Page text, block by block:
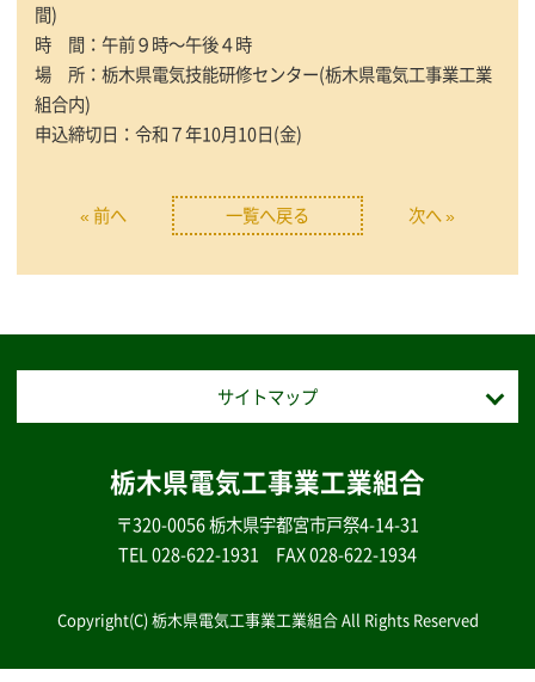
間)
時 間：午前９時～午後４時
場 所：栃木県電気技能研修センター(栃木県電気工事業工業
組合内)
申込締切日：令和７年10月10日(金)
« 前へ 一覧へ戻る 次へ »
サイトマップ
栃木県電気工事業工業組合
〒320-0056 栃木県宇都宮市戸祭4-14-31
TEL028-622-1931 FAX 028-622-1934
Copyright(C) 栃木県電気工事業工業組合 All Rights Reserved